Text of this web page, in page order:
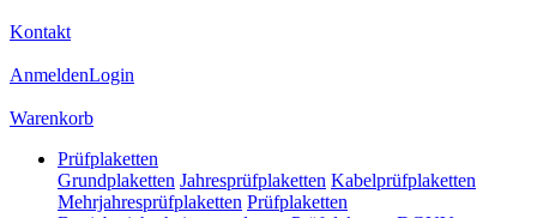
Kontakt
AnmeldenLogin
Warenkorb
Prüfplaketten
Grundplaketten Jahresprüfplaketten Kabelprüfplaketten
Mehrjahresprüfplaketten Prüfplaketten